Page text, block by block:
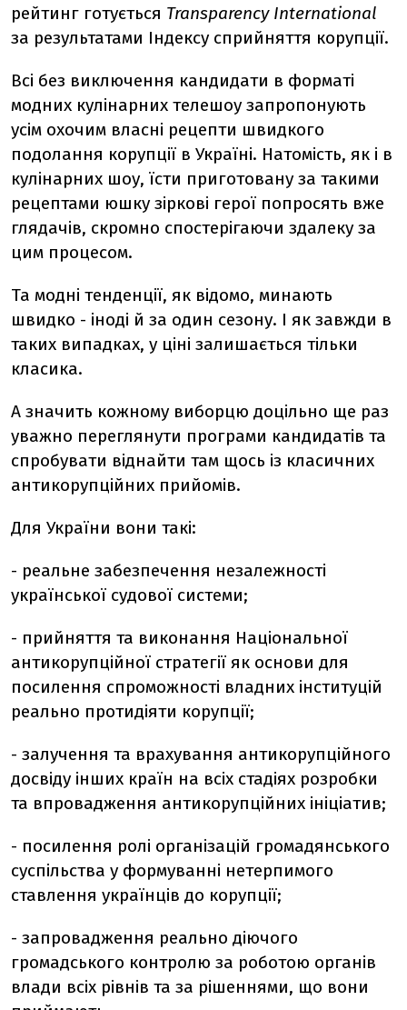
рейтинг готується Transparency International
за результатами Індексу сприйняття корупції.
Всі без виключення кандидати в форматі
модних кулінарних телешоу запропонують
усім охочим власні рецепти швидкого
подолання корупції в Україні. Натомість, як і в
кулінарних шоу, їсти приготовану за такими
рецептами юшку зіркові герої попросять вже
глядачів, скромно спостерігаючи здалеку за
цим процесом.
Та модні тенденції, як відомо, минають
швидко - іноді й за один сезону. І як завжди в
таких випадках, у ціні залишається тільки
класика.
А значить кожному виборцю доцільно ще раз
уважно переглянути програми кандидатів та
спробувати віднайти там щось із класичних
антикорупційних прийомів.
Для України вони такі:
- реальне забезпечення незалежності
української судової системи;
- прийняття та виконання Національної
антикорупційної стратегії як основи для
посилення спроможності владних інституцій
реально протидіяти корупції;
- залучення та врахування антикорупційного
досвіду інших країн на всіх стадіях розробки
та впровадження антикорупційних ініціатив;
- посилення ролі організацій громадянського
суспільства у формуванні нетерпимого
ставлення українців до корупції;
- запровадження реально діючого
громадського контролю за роботою органів
влади всіх рівнів та за рішеннями, що вони